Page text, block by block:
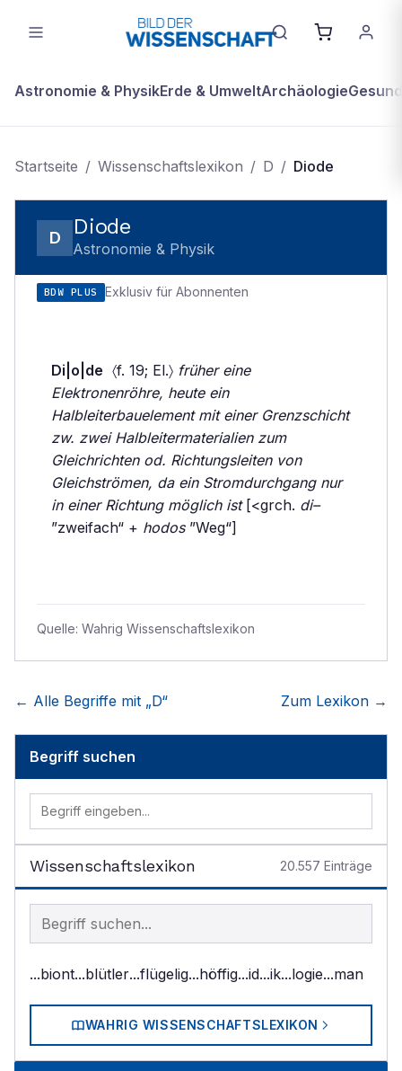
Astronomie & PhysikErde & UmweltArchäologie
Startseite / Wissenschaftslexikon / D / Diode
D Diode
Astronomie & Physik
BDW PLUS Exklusiv für Abonnenten
Di|o|de 〈f. 19; El.〉 früher eine
Elektronenröhre, heute ein
Halbleiterbauelement mit einer Grenzschicht
zw. zwei Halbleitermaterialien zum
Gleichrichten od. Richtungsleiten von
Gleichströmen, da ein Stromdurchgang nur
in einer Richtung möglich ist[<grch. di–
”zweifach“ + hodos”Weg“]
Quelle: Wahrig Wissenschaftslexikon
← Alle Begriffe mit „D“ Zum Lexikon →
Begriff suchen
Wissenschaftslexikon 20.557 Einträge
Begriff im Lexikon suchen
...biont...blütler...flügelig...höffig...id...ik...logie...man
WAHRIG WISSENSCHAFTSLEXIKON